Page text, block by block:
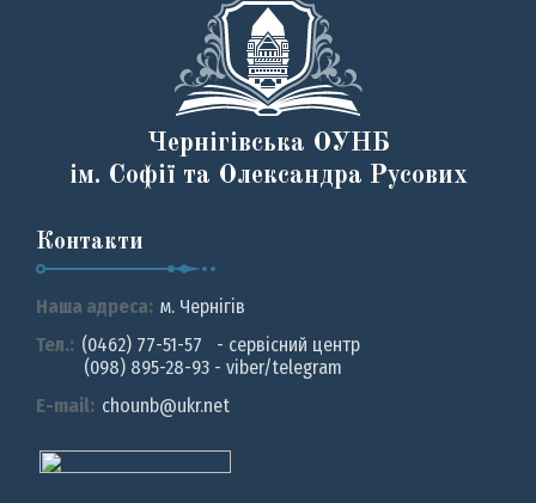
Чернігівська ОУНБ
ім. Софії та Олександра Русових
Контакти
Наша адреса: м. Чернiгiв
Тел.: (0462) 77-51-57 - сервісний центр
(098) 895-28-93 - viber/telegram
E-mail: chounb@ukr.net